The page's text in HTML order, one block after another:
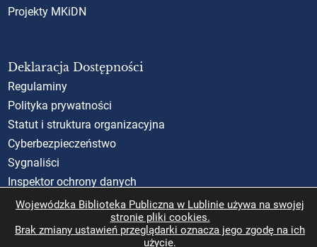
Projekty MKiDN
Deklaracja Dostępności
Regulaminy
Polityka prywatności
Statut i struktura organizacyjna
Cyberbezpieczeństwo
Sygnaliści
Inspektor ochrony danych
Standardy Ochrony Małoletnich (SOM)
Rzecznik Praw Obywatelskich
Wojewódzka Biblioteka Publiczna w Lublinie używa na swojej
stronie pliki cookies.
Brak zmiany ustawień przeglądarki oznacza jego zgodę na ich
użycie.